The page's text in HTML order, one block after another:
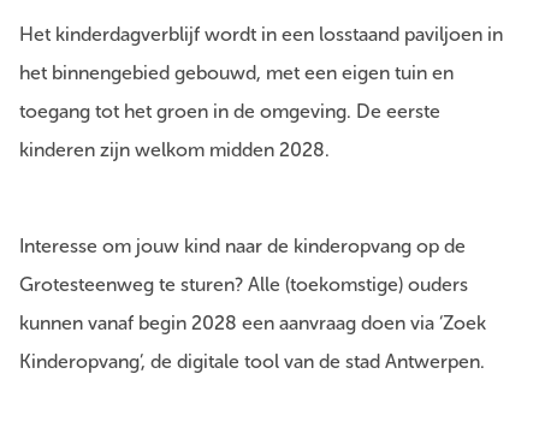
Het kinderdagverblijf wordt in een losstaand paviljoen in
het binnengebied gebouwd, met een eigen tuin en
toegang tot het groen in de omgeving. De eerste
kinderen zijn welkom midden 2028.
Interesse om jouw kind naar de kinderopvang op de
Grotesteenweg te sturen? Alle (toekomstige) ouders
kunnen vanaf begin 2028 een aanvraag doen via ‘Zoek
Kinderopvang’, de digitale tool van de stad Antwerpen.